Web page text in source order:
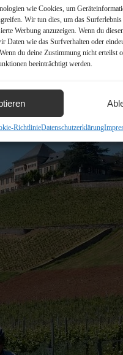
wie Cookies, um
Wir tun dies, um das
Werbung anzuzeigen. Wenn du
Daten wie das Surfverhalten oder
du deine Zustimmung nicht erteilst
beeinträchtigt werden.
RichtlinieDatenschutzerklärung